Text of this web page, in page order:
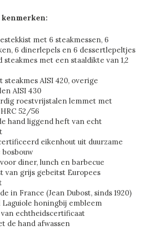
met 6 steakmessen, 6
6 dinerlepels en 6 dessertlepeltjes
steakmes met een staaldikte van 1,2
steakmes AISI 420, overige
AISI 430
roestvrijstalen lemmet met
52/56
hand liggend heft van echt
eikenhout uit duurzame
bosbouw
diner, lunch en barbecue
van grijs gebeitst Europees
in France (Jean Dubost, sinds 1920)
Laguiole honingbij embleem
echtheidscertificaat
de hand afwassen